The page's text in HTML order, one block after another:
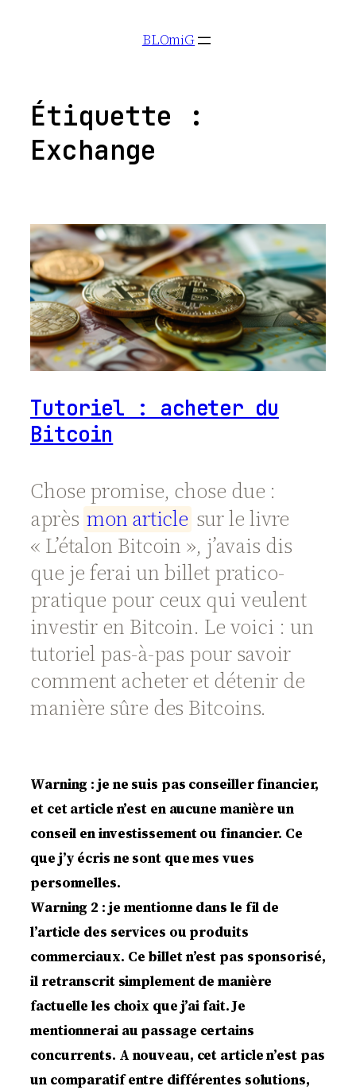
BLOmiG
Étiquette :
Exchange
Tutoriel : acheter du
Bitcoin
Chose promise, chose due :
après monarticle sur le livre
« L’étalon Bitcoin », j’avais dis
que je ferai un billet pratico-
pratique pour ceux qui veulent
investir en Bitcoin. Le voici : un
tutoriel pas-à-pas pour savoir
comment acheter et détenir de
manière sûre des Bitcoins.
Warning : je ne suis pas conseiller financier,
et cet article n’est en aucune manière un
conseil en investissement ou financier. Ce
que j’y écris ne sont que mes vues
personnelles.
Warning 2 : je mentionne dans le fil de
l’article des services ou produits
commerciaux. Ce billet n’est pas sponsorisé,
il retranscrit simplement de manière
factuelle les choix que j’ai fait. Je
mentionnerai au passage certains
concurrents. A nouveau, cet article n’est pas
un comparatif entre différentes solutions,